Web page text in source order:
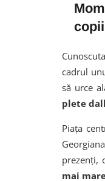
cadrul
să urce
plete
Piața
prezenți,
mai